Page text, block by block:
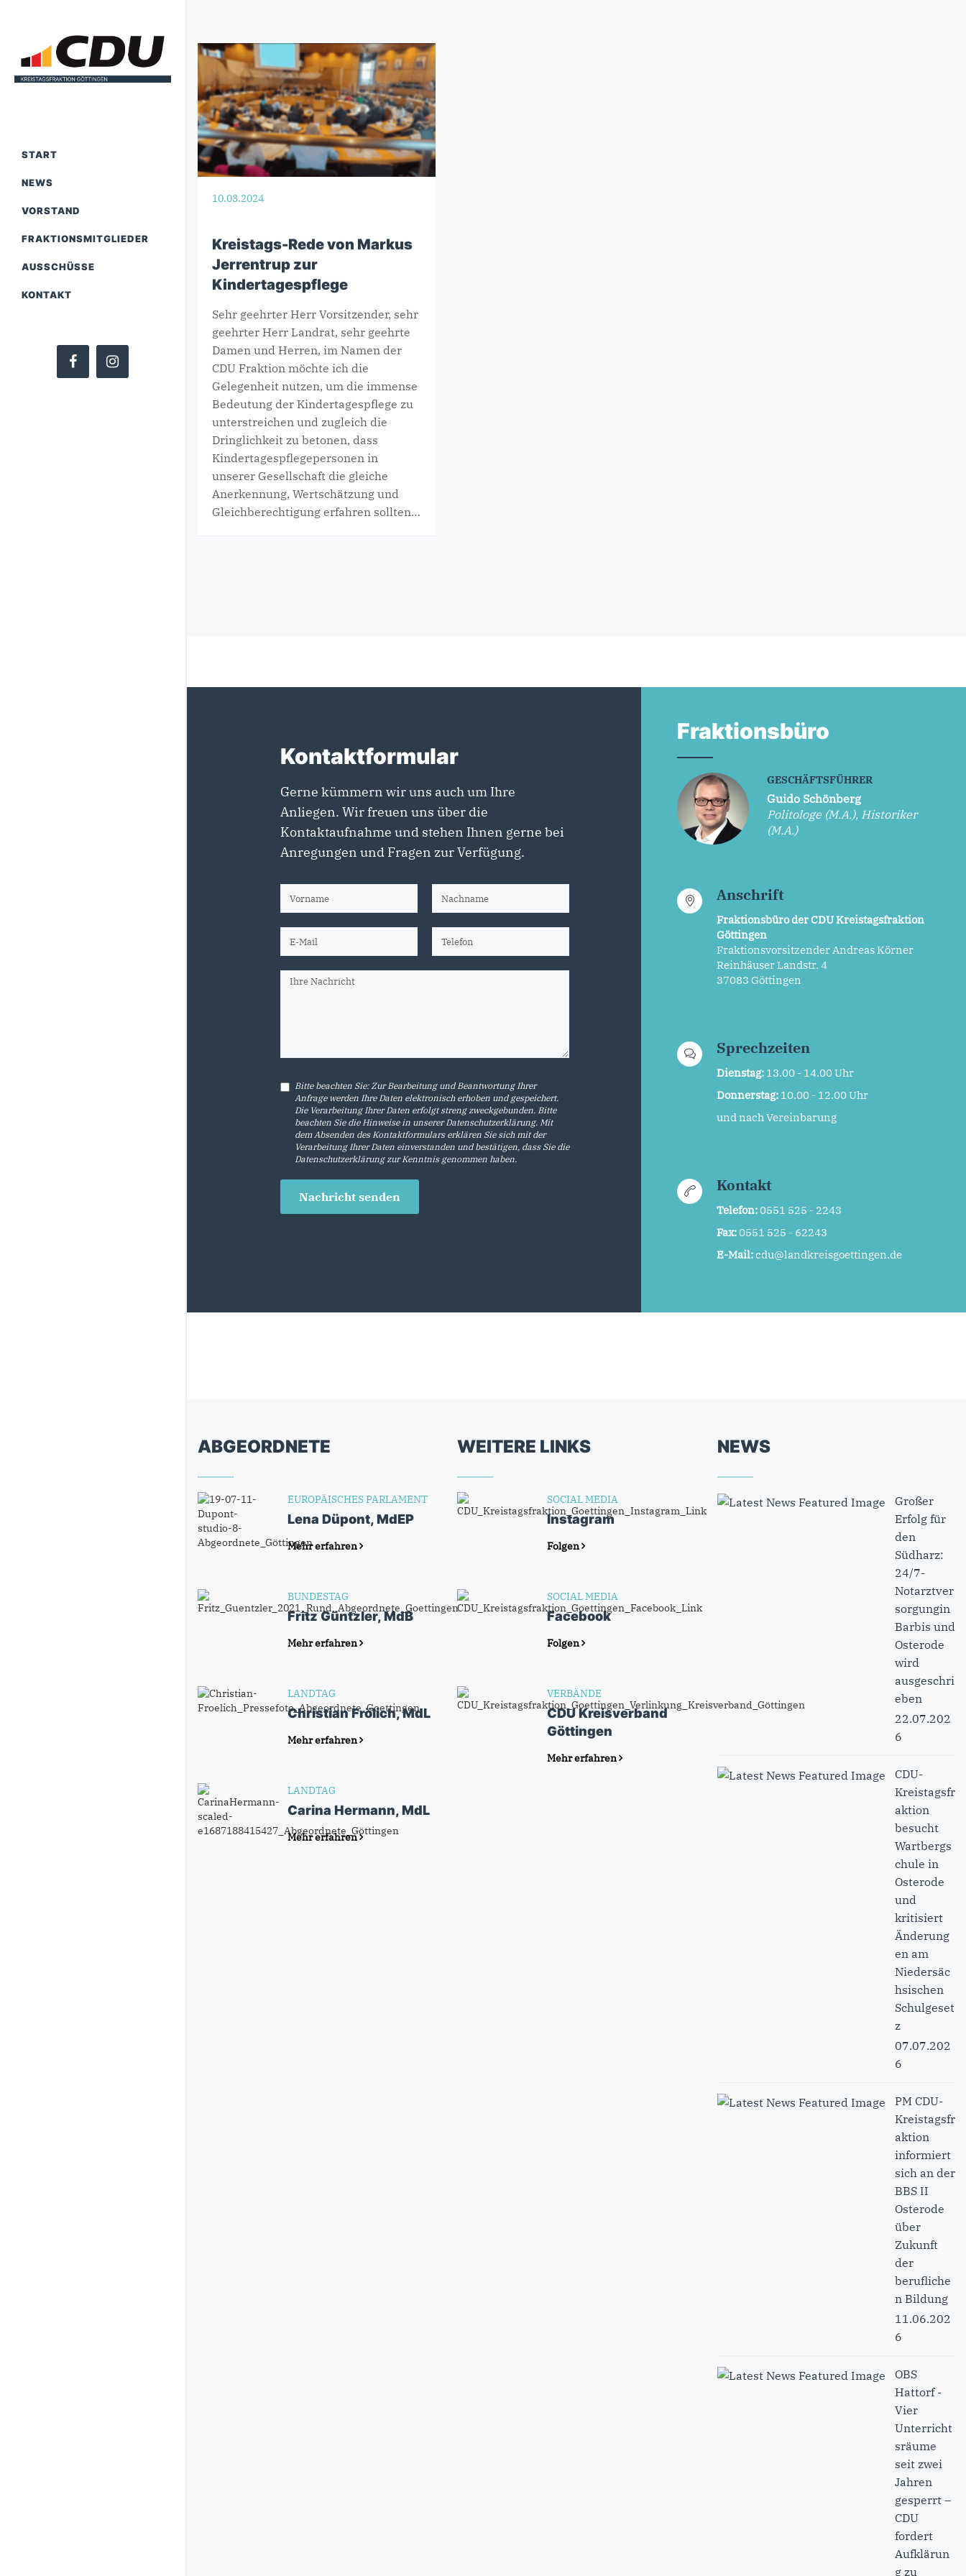
START
NEWS
VORSTAND
FRAKTIONSMITGLIEDER
AUSSCHÜSSE
KONTAKT
10.03.2024
Kreistags-Rede von Markus
Jerrentrup zur
Kindertagespflege
Sehr geehrter Herr Vorsitzender, sehr
geehrter Herr Landrat, sehr geehrte
Damen und Herren, im Namen der
CDU Fraktion möchte ich die
Gelegenheit nutzen, um die immense
Bedeutung der Kindertagespflege zu
unterstreichen und zugleich die
Dringlichkeit zu betonen, dass
Kindertagespflegepersonen in
unserer Gesellschaft die gleiche
Anerkennung, Wertschätzung und
Gleichberechtigung erfahren sollten…
Kontaktformular
Gerne kümmern wir uns auch um Ihre
Anliegen. Wir freuen uns über die
Kontaktaufnahme und stehen Ihnen gerne bei
Anregungen und Fragen zur Verfügung.
Bitte beachten Sie: Zur Bearbeitung und Beantwortung Ihrer
Anfrage werden Ihre Daten elektronisch erhoben und gespeichert.
Die Verarbeitung Ihrer Daten erfolgt streng zweckgebunden. Bitte
beachten Sie die Hinweise in unsererDatenschutzerklärung. Mit
dem Absenden des Kontaktformulars erklären Sie sich mit der
Verarbeitung Ihrer Daten einverstanden und bestätigen, dass Sie die
Datenschutzerklärungzur Kenntnis genommen haben.
Nachricht senden
Fraktionsbüro
GESCHÄFTSFÜHRER
Guido Schönberg
Politologe (M.A.), Historiker
(M.A.)
Anschrift
Fraktionsbüro der CDU Kreistagsfraktion
Göttingen
Fraktionsvorsitzender Andreas Körner
Reinhäuser Landstr. 4
37083 Göttingen
Sprechzeiten
Dienstag: 13.00 - 14.00 Uhr
Donnerstag: 10.00 - 12.00 Uhr
und nach Vereinbarung
Kontakt
Telefon:0551 525 - 2243
Fax:0551 525 - 62243
E-Mail:cdu@landkreisgoettingen.de
ABGEORDNETE
EUROPÄISCHES PARLAMENT
Lena Düpont, MdEP
Mehr erfahren
BUNDESTAG
Fritz Güntzler, MdB
Mehr erfahren
LANDTAG
Christian Frölich, MdL
Mehr erfahren
LANDTAG
Carina Hermann, MdL
Mehr erfahren
WEITERE LINKS
SOCIAL MEDIA
Instagram
Folgen
SOCIAL MEDIA
Facebook
Folgen
VERBÄNDE
CDU Kreisverband
Göttingen
Mehr erfahren
NEWS
Großer
Erfolg für
den
Südharz:
24/7-
Notarztver
sorgungin
Barbis und
Osterode
wird
ausgeschri
eben
22.07.202
6
CDU-
Kreistagsfr
aktion
besucht
Wartbergs
chule in
Osterode
und
kritisiert
Änderung
en am
Niedersäc
hsischen
Schulgeset
z
07.07.202
6
PM CDU-
Kreistagsfr
aktion
informiert
sich an der
BBS II
Osterode
über
Zukunft
der
berufliche
n Bildung
11.06.202
6
OBS
Hattorf -
Vier
Unterricht
sräume
seit zwei
Jahren
gesperrt –
CDU
fordert
Aufklärun
g zu